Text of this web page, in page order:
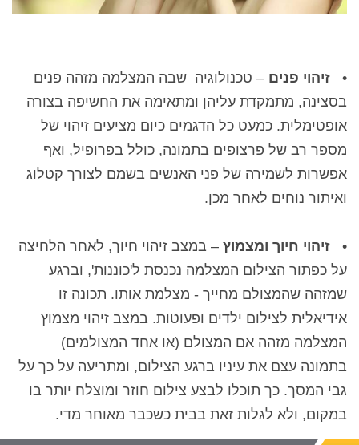
• זיהוי פנים – טכנולוגיה שבה המצלמה מזהה פנים
בסצינה, מתמקדת עליהן ומתאימה את החשיפה בצורה
אופטימלית. כמעט כל הדגמים כיום מציעים זיהוי של
מספר רב של פרצופים בתמונה, כולל בפרופיל, ואף
אפשרות לשמירה של פני האנשים בשמם לצורך קטלוג
ואיתור נוחים לאחר מכן.
• זיהוי חיוך ומצמוץ – במצב זיהוי חיוך, לאחר הלחיצה
על כפתור הצילום המצלמה נכנסת ל'כוננות', וברגע
שמזהה שהמצולם מחייך - מצלמת אותו. תכונה זו
אידיאלית לצילום ילדים ופעוטות. במצב זיהוי מצמוץ
המצלמה מזהה אם המצולם (או אחד המצולמים)
בתמונה עצם את עיניו ברגע הצילום, ומתריעה על כך על
גבי המסך. כך תוכלו לבצע צילום חוזר ומוצלח יותר בו
במקום, ולא לגלות זאת בבית כשכבר מאוחר מדי.